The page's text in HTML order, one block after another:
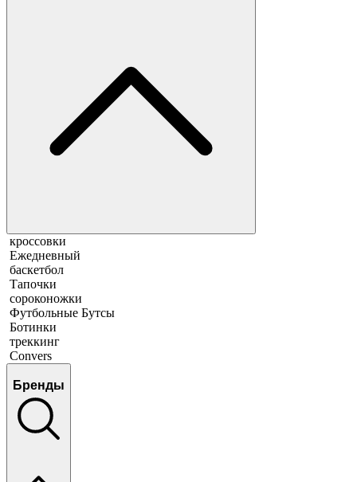
кроссовки
Ежедневный
баскетбол
Тапочки
сороконожки
Футбольные Бутсы
Ботинки
треккинг
Convers
Бренды